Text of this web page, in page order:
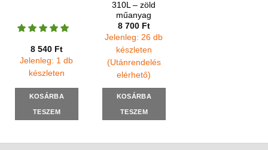
8 540 Ft
Jelenleg: 1 db
készleten
KOSÁRBA
TESZEM
310L – zöld
műanyag
8 700 Ft
Jelenleg: 26 db
készleten
(Utánrendelés
elérhető)
KOSÁRBA
TESZEM